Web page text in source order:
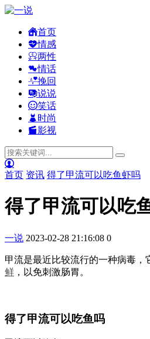
首页
情感
两性
情话
挽回
说说
笑话
时尚
影视
首页 资讯 得了甲流可以吃鱼虾吗
得了甲流可以吃
一说 2023-02-28 21:16:08 0
甲流是最近比较流行的一种病毒
鲜 ，以免刺激肠胃。
得了甲流可以吃鱼吗